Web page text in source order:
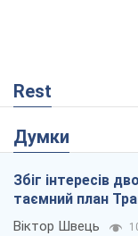
Rest
Думки
Збіг інтересів
таємний план
Віктор Швець